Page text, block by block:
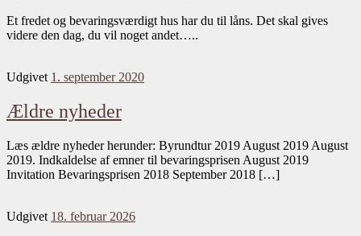
Et fredet og bevaringsværdigt hus har du til låns. Det skal gives
videre den dag, du vil noget andet…..
Udgivet 1. september 2020
Ældre nyheder
Læs ældre nyheder herunder: Byrundtur 2019 August 2019 August
2019. Indkaldelse af emner til bevaringsprisen August 2019
Invitation Bevaringsprisen 2018 September 2018 […]
Udgivet 18. februar 2026